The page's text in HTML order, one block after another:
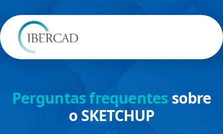
Perguntas frequentes sobre
o SKETCHUP